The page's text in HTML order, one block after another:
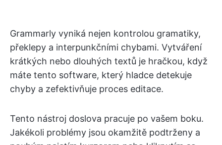
Grammarly vyniká nejen kontrolou gramatiky,
překlepy a interpunkčními chybami. Vytváření
krátkých nebo dlouhých textů je hračkou, když
máte tento software, který hladce detekuje
chyby a zefektivňuje proces editace.
Tento nástroj doslova pracuje po vašem boku.
Jakékoli problémy jsou okamžitě podtrženy a